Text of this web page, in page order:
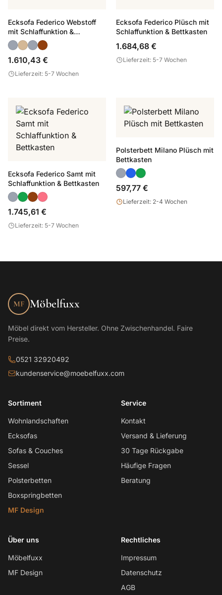
Ecksofa Federico Webstoff
mit Schlaffunktion &
Bettkasten
1.610,43 €
Lieferzeit: 5-7 Wochen
Ecksofa Federico Plüsch mit
Schlaffunktion & Bettkasten
1.684,68 €
Lieferzeit: 5-7 Wochen
Ecksofa Federico Samt mit
Schlaffunktion & Bettkasten
1.745,61 €
Lieferzeit: 5-7 Wochen
Polsterbett Milano Plüsch mit
Bettkasten
597,77 €
Lieferzeit: 2-4 Wochen
MF Möbelfuxx
Möbel direkt vom Hersteller. Ohne Zwischenhandel. Faire
Preise.
0521 32920492
kundenservice@moebelfuxx.com
Sortiment
Wohnlandschaften
Ecksofas
Sofas & Couches
Sessel
Polsterbetten
Boxspringbetten
MF Design
Service
Kontakt
Versand & Lieferung
30 Tage Rückgabe
Häufige Fragen
Beratung
Über uns
Möbelfuxx
MF Design
Rechtliches
Impressum
Datenschutz
AGB